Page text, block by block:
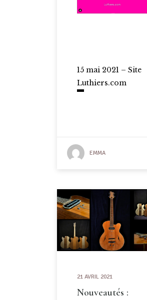
15 mai 2021 – Site
Luthiers.com
EMMA
21 AVRIL 2021
Nouveautés :